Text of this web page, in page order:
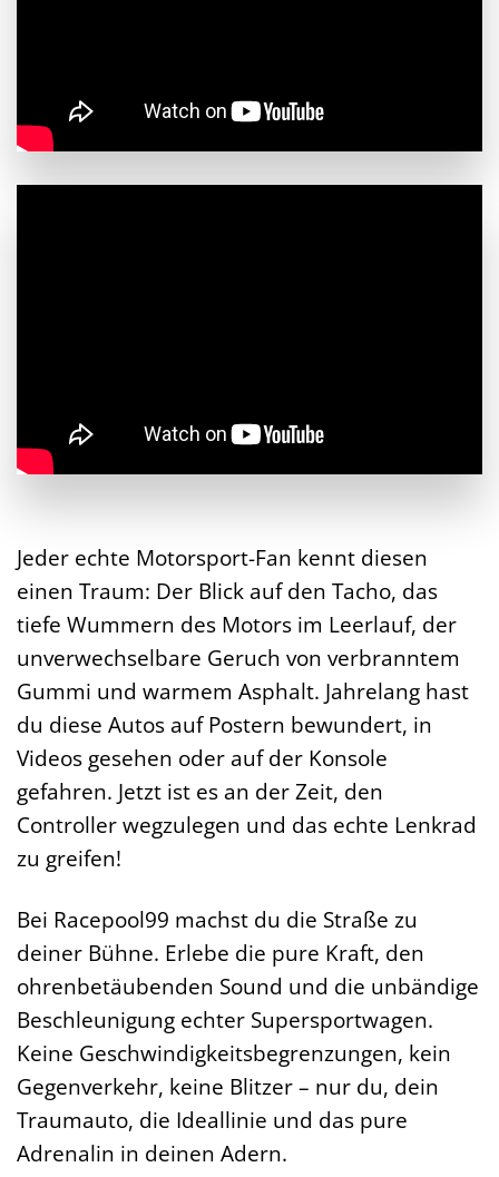
Jeder echte Motorsport-Fan kennt diesen
einen Traum: Der Blick auf den Tacho, das
tiefe Wummern des Motors im Leerlauf, der
unverwechselbare Geruch von verbranntem
Gummi und warmem Asphalt. Jahrelang hast
du diese Autos auf Postern bewundert, in
Videos gesehen oder auf der Konsole
gefahren. Jetzt ist es an der Zeit, den
Controller wegzulegen und das echte Lenkrad
zu greifen!
Bei Racepool99 machst du die Straße zu
deiner Bühne. Erlebe die pure Kraft, den
ohrenbetäubenden Sound und die unbändige
Beschleunigung echter Supersportwagen.
Keine Geschwindigkeitsbegrenzungen, kein
Gegenverkehr, keine Blitzer – nur du, dein
Traumauto, die Ideallinie und das pure
Adrenalin in deinen Adern.